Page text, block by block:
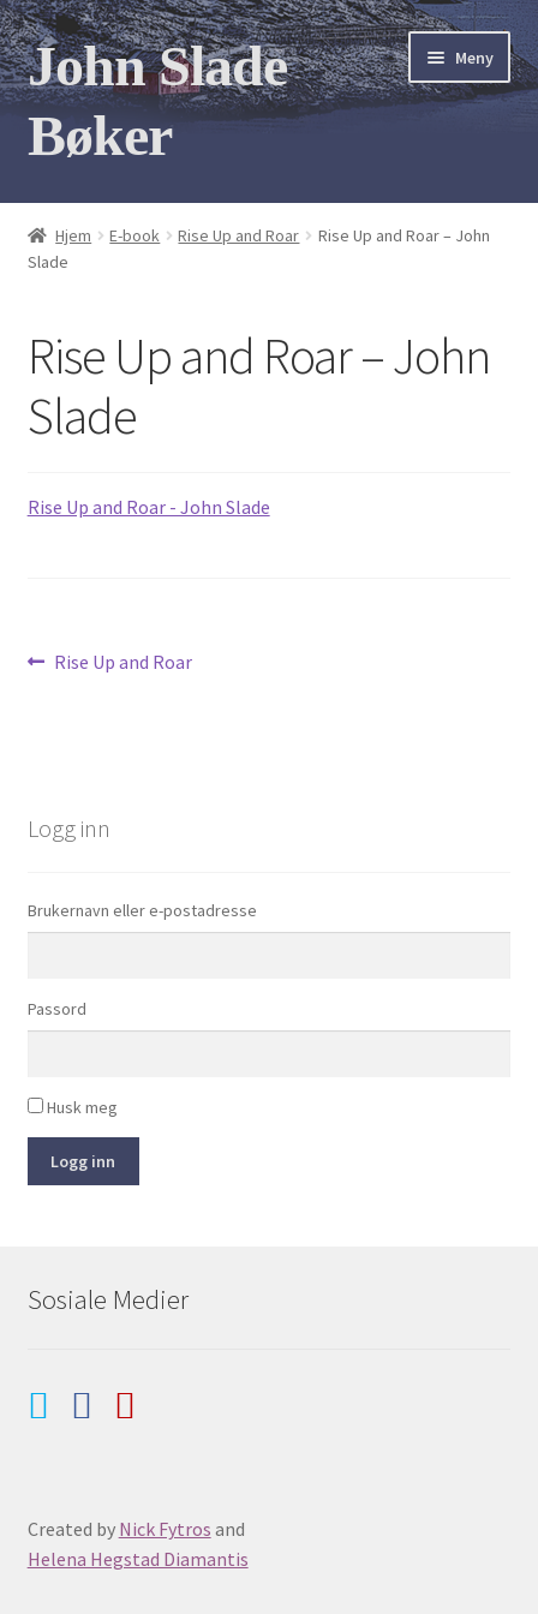
Hopp
til
navigasjon
Hopp
til
innhold
John Slade
Bøker
Meny
Hjem
Bøker
Møt forfatteren
Mine Bøker
Hjem E-book Rise Up and Roar
Rise Up and Roar – John
Slade
Rise Up and Roar – John
Slade
Rise Up and Roar - John Slade
Innleggsnavigasjon
Forrige
Rise Up and Roar
Logg inn
Brukernavn eller e-postadresse
Passord
Husk meg
Logg inn
Sosiale Medier
Created by Nick Fytros and
Helena Hegstad Diamantis